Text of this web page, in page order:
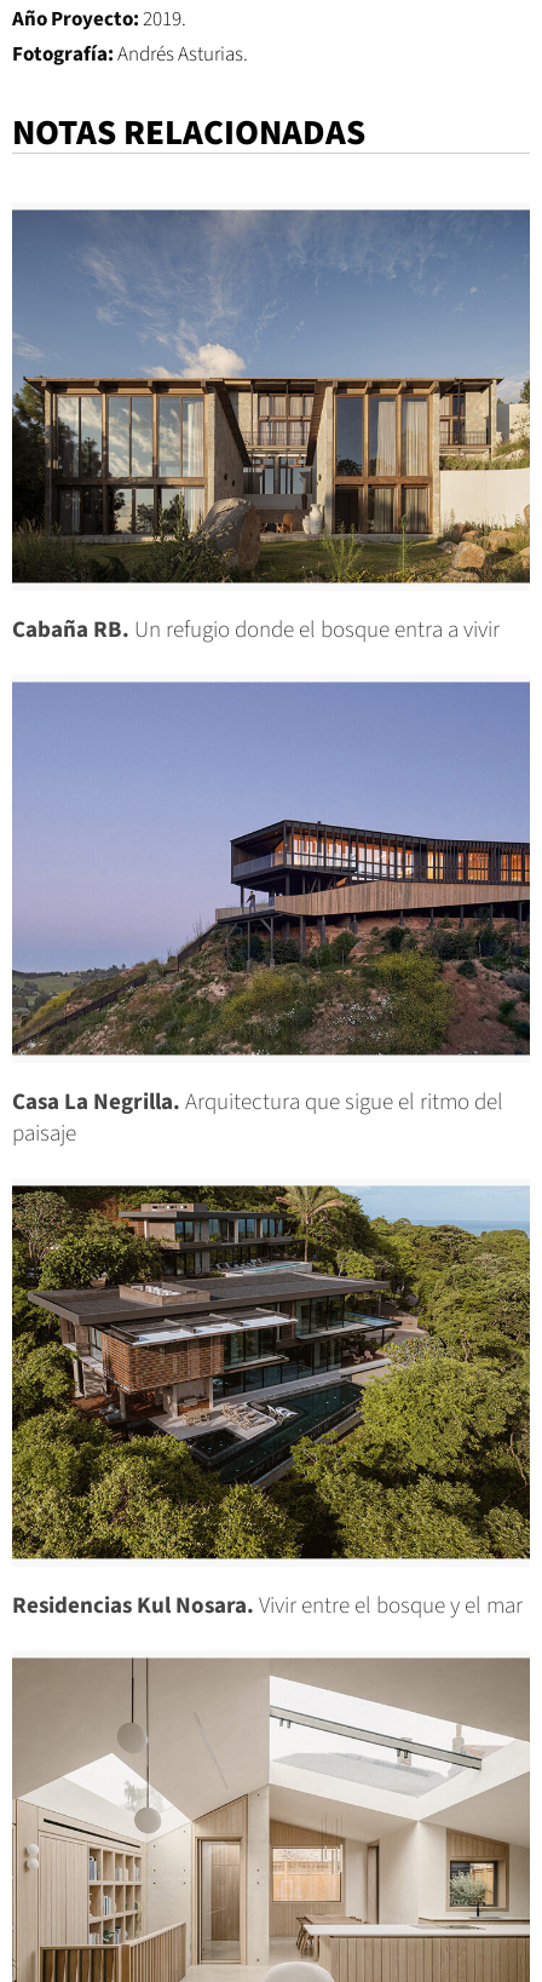
Año Proyecto:2019.
Fotografía:Andrés Asturias.
NOTAS RELACIONADAS
Cabaña RB. Un refugio donde el bosque entra a vivir
Casa La Negrilla.Arquitectura que sigue el ritmo del
paisaje
Residencias Kul Nosara.Vivir entre el bosque y el mar